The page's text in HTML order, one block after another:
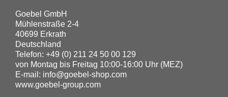
Goebel GmbH
Mühlenstraße 2-4
40699 Erkrath
Deutschland
Telefon: +49 (0) 211 24 50 00 129
von Montag bis Freitag 10:00-16:00 Uhr (MEZ)
E-mail: info@goebel-shop.com
www.goebel-group.com